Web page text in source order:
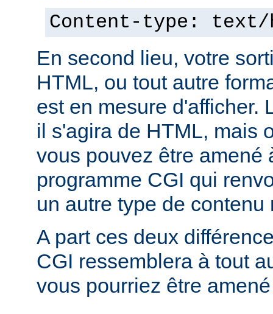
Content-type: text/
En second lieu, votre
HTML, ou tout autre
est en mesure d'afficher.
il s'agira de HTML, mais
vous pouvez être amené
programme CGI qui
un autre type de contenu
A part ces deux
CGI ressemblera à tout
vous pourriez être